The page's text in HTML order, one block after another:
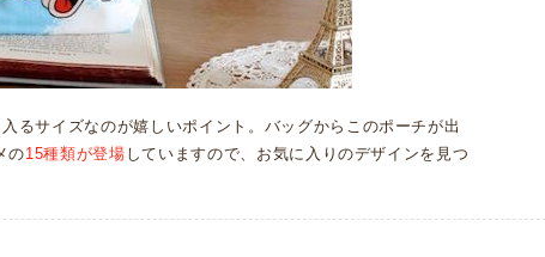
るサイズなのが嬉しいポイント。バッグからこのポーチが出
の15種類が登場 していますので、お気に入りのデザインを見つ